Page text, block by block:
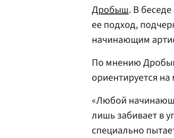
Дробыш. В
ее подход,
начинающим
По мнению
ориентируется
«Любой
лишь забивает в
специально